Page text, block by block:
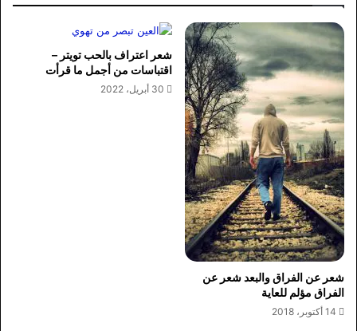
شعر عن الفراق والبعد شعر عن
الفراق مؤلم للعاية
14 أكتوبر، 2018
شعر اعتراف بالحب تويتر –
اقتباسات من أجمل ما قرأت
30 أبريل، 2022